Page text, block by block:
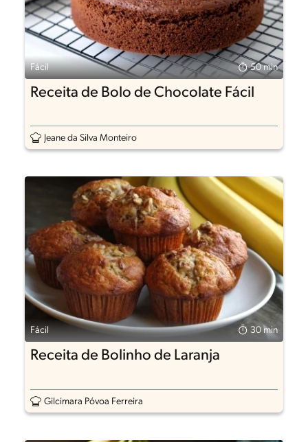
Fácil 50 min
Receita de Bolo de Chocolate Fácil
Jeane da Silva Monteiro
Fácil 30 min
Receita de Bolinho de Laranja
Gilcimara Póvoa Ferreira